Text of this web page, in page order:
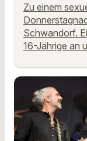
Zu einem
Schwandorf.
16-Jährige an